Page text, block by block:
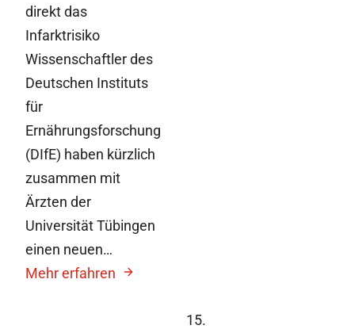
15.
direkt das
Infarktrisiko
Wissenschaftler des
Deutschen Instituts
für
Ernährungsforschung
(DIfE) haben kürzlich
zusammen mit
Ärzten der
Universität Tübingen
einen neuen…
Mehr erfahren